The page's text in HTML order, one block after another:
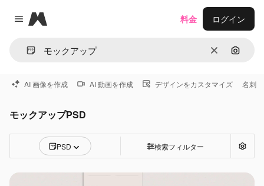
Close menu
Magnific
消去 画像で
料金 ログイン
AI 画像を作成 AI 動画を作成 デザインをカスタマイズ 名刺
モックアップPSD
PSD 検索フィルター